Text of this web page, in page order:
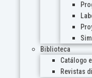
Biblioteca
Catálogo
Revistas